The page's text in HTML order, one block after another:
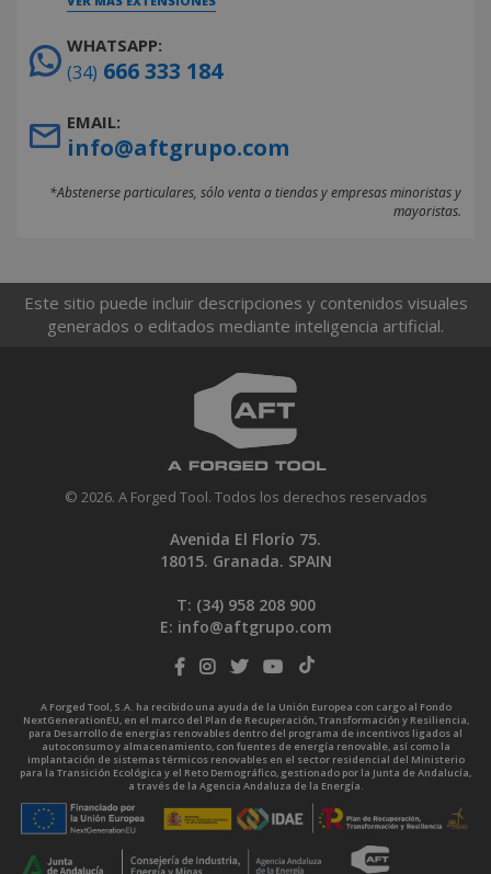
WHATSAPP:
(34) 666 333 184
EMAIL:
info@aftgrupo.com
*Abstenerse particulares, sólo venta a tiendas y empresas minoristas y
mayoristas.
Este sitio puede incluir descripciones y contenidos visuales
generados o editados mediante inteligencia artificial.
© 2026. A Forged Tool. Todos los derechos reservados
Avenida El Florío 75.
18015. Granada. SPAIN
T: (34) 958 208 900
E: info@aftgrupo.com
A Forged Tool, S.A. ha recibido una ayuda de la Unión Europea con cargo al Fondo
NextGenerationEU, en el marco del Plan de Recuperación, Transformación y Resiliencia,
para Desarrollo de energías renovables dentro del programa de incentivos ligados al
autoconsumo y almacenamiento, con fuentes de energía renovable, así como la
implantación de sistemas térmicos renovables en el sector residencial del Ministerio
para la Transición Ecológica y el Reto Demográfico, gestionado por la Junta de Andalucía,
a través de la Agencia Andaluza de la Energía.